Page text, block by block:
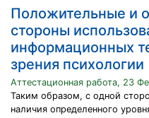
Положительные и
стороны
информационных
зрения психологии
Аттестационная работа, 23
Таким образом, с одной
наличия определенного